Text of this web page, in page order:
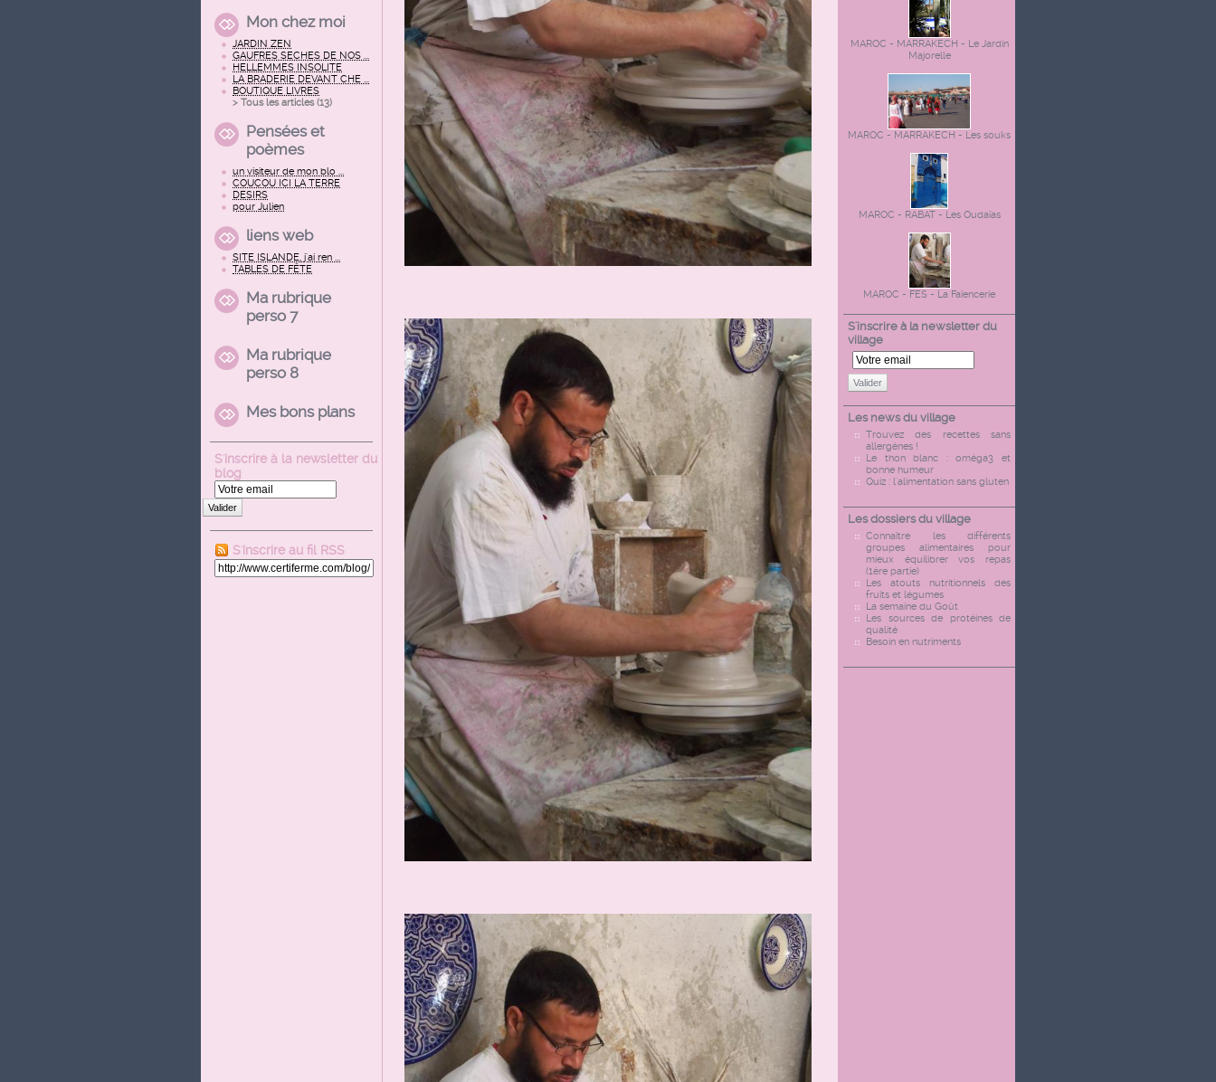
MAROC - MARRAKECH - Le Jardin
Majorelle
MAROC - MARRAKECH - Les souks
MAROC - RABAT - Les Oudaïas
MAROC - FES - La Faïencerie
S'inscrire à la newsletter du
village
Valider
Les news du village
Trouvez des recettes sans
allergènes !
Le thon blanc : oméga3 et
bonne humeur
Quiz : l'alimentation sans gluten
Les dossiers du village
Connaître les différents
groupes alimentaires pour
mieux équilibrer vos repas
(1ère partie)
Les atouts nutritionnels des
fruits et légumes
La semaine du Goût
Les sources de protéines de
qualité
Besoin en nutriments
Mon chez moi
JARDIN ZEN
GAUFRES SECHES DE NOS ...
HELLEMMES INSOLITE
LA BRADERIE DEVANT CHE ...
BOUTIQUE LIVRES
> Tous les articles (13)
Pensées et
poèmes
un visiteur de mon blo ...
COUCOU ICI LA TERRE
DESIRS
pour Julien
liens web
SITE ISLANDE, j'ai ren ...
TABLES DE FÊTE
Ma rubrique
perso 7
Ma rubrique
perso 8
Mes bons plans
S'inscrire à la newsletter du
blog
Valider
S'inscrire au fil RSS